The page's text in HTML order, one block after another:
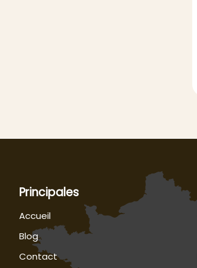
Principales
Accueil
Blog
Contact